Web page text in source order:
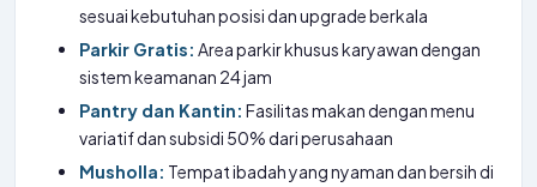
sesuai kebutuhan posisi dan upgrade berkala
Parkir Gratis: Area parkir khusus karyawan dengan
sistem keamanan 24 jam
Pantry dan Kantin: Fasilitas makan dengan menu
variatif dan subsidi 50% dari perusahaan
Musholla: Tempat ibadah yang nyaman dan bersih di